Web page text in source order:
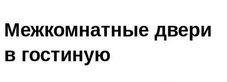
Межкомнатные двери
в гостиную